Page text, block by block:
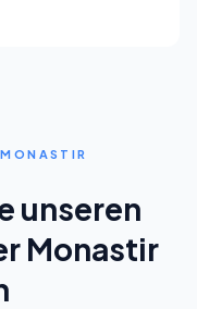
unseren
Monastir